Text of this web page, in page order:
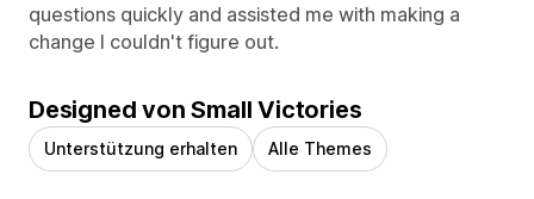
questions quickly and assisted me with making a
change I couldn't figure out.
Designed von Small Victories
Unterstützung erhalten Alle Themes